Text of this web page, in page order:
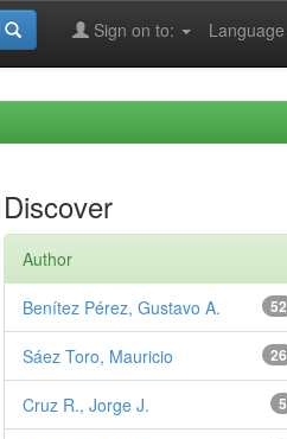
Language
Sign on to:
Discover
Author
52
Benítez Pérez, Gustavo A.
26
Sáez Toro, Mauricio
5
Cruz R., Jorge J.